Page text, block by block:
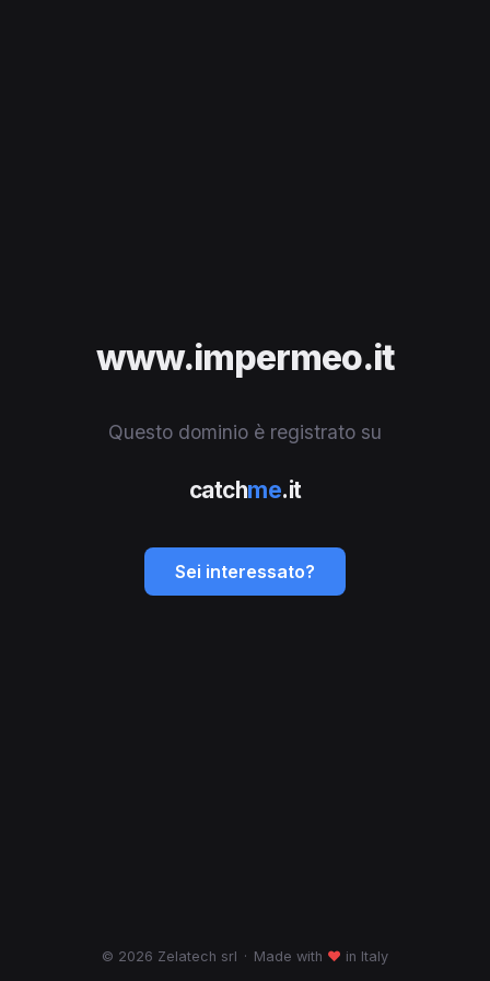
www.impermeo.it
Questo dominio è registrato su
catchme.it
Sei interessato?
© 2026 Zelatech srl · Made with ♥ in Italy